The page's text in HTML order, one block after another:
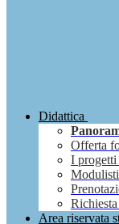
Didattica
Offerta
I progetti
Area riservata